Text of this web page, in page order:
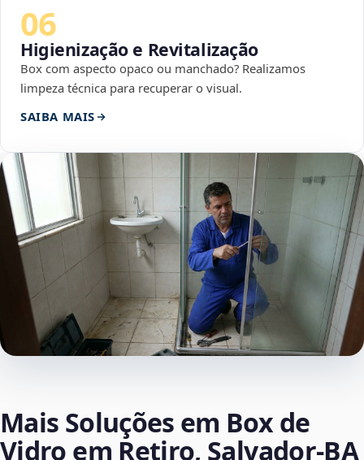
06
Higienização e Revitalização
Box com aspecto opaco ou manchado? Realizamos
limpeza técnica para recuperar o visual.
SAIBA MAIS
Mais Soluções em Box de
Vidro em Retiro, Salvador‑BA